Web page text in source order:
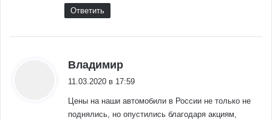
Ответить
Владимир
11.03.2020 в 17:59
Цены на наши автомобили в России не только не
поднялись, но опустились благодаря акциям,